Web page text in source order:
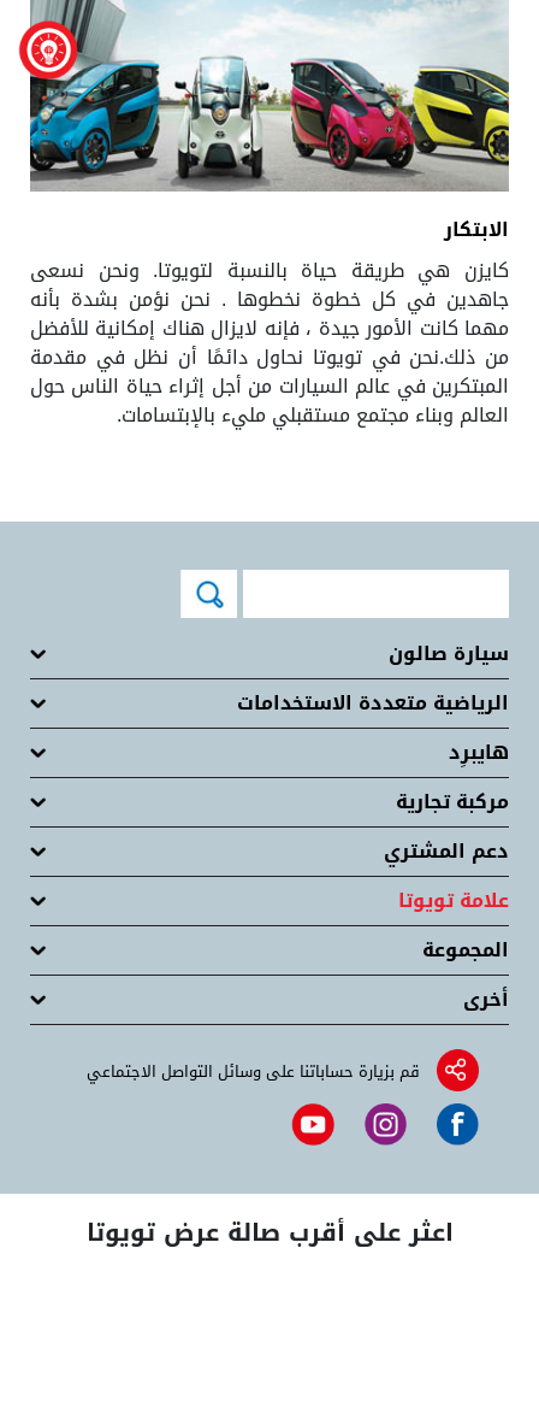
الابتكار
كايزن هي طريقة حياة بالنسبة لتويوتا. ونحن نسعى
جاهدين في كل خطوة نخطوها . نحن نؤمن بشدة بأنه
مهما كانت الأمور جيدة ، فإنه لايزال هناك إمكانية للأفضل
من ذلك.نحن في تويوتا نحاول دائمًا أن نظل في مقدمة
المبتكرين في عالم السيارات من أجل إثراء حياة الناس حول
العالم وبناء مجتمع مستقبلي مليء بالإبتسامات.
سيارة صالون
الرياضية متعددة الاستخدامات
هايبرِد
مركبة تجارية
دعم المشتري
علامة تويوتا
المجموعة
أخرى
قم بزيارة حساباتنا على وسائل التواصل الاجتماعي
اعثر على أقرب صالة عرض تويوتا